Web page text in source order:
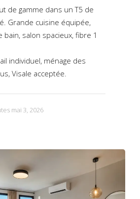
de gamme dans un T5 de
Grande cuisine équipée,
bain, salon spacieux, fibre 1
individuel, ménage des
Visale acceptée.
mai 3, 2026